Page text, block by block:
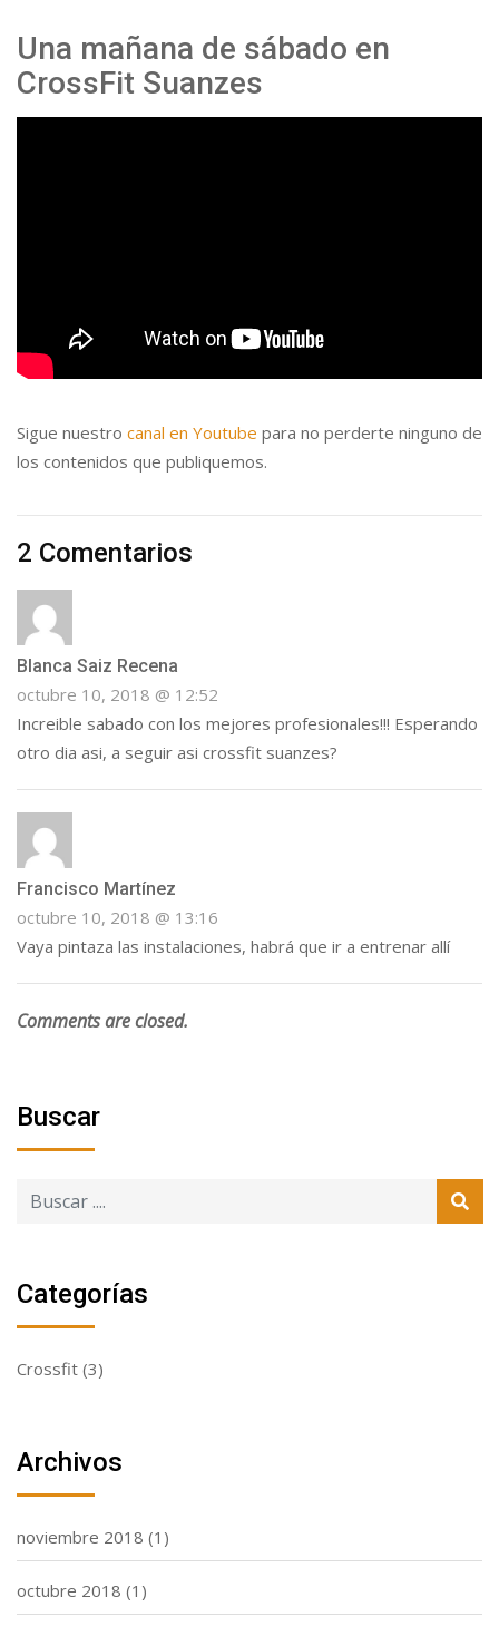
Una mañana de sábado en
CrossFit Suanzes
Sigue nuestro canal en Youtube para no perderte ninguno de
los contenidos que publiquemos.
2 Comentarios
Blanca Saiz Recena
octubre 10, 2018 @ 12:52
Increible sabado con los mejores profesionales!!! Esperando
otro dia asi, a seguir asi crossfit suanzes?
Francisco Martínez
octubre 10, 2018 @ 13:16
Vaya pintaza las instalaciones, habrá que ir a entrenar allí
Comments are closed.
Buscar
Categorías
Crossfit (3)
Archivos
noviembre 2018 (1)
octubre 2018 (1)